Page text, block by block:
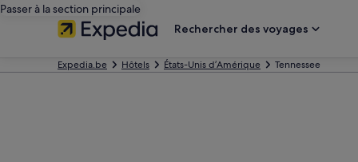
Passer à la section principale
Rechercher des voyages
Expedia.be Hôtels États-Unis d’Amérique Tennessee